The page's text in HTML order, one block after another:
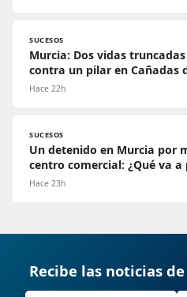
SUCESOS
Murcia: Dos vidas
contra un pilar en Cañadas
Hace 22h
SUCESOS
Un detenido en Murcia por
centro comercial: ¿Qué va
Hace 23h
Recibe las noticias